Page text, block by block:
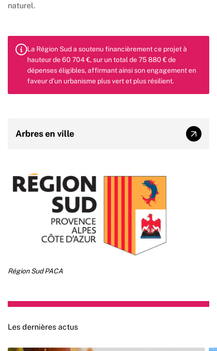
naturel.
La Région Sud a soutenu financièrement ce projet à
hauteur de 60 704 €, sur un total de 75 880 € de
dépenses éligibles, affirmant ainsi son engagement en
faveur d’un urbanisme plus vert et plus résilient.
Arbres en ville
Région Sud PACA
Les dernières actus